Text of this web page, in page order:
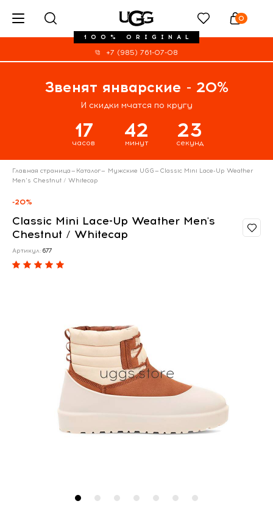
100% ORIGINAL
0
+7 (985) 761-07-08
Звенят январские - 20%
И скидки мчатся по кругу
17
часов
42
минут
22
секунд
Главная страница— Каталог— Мужские UGG— Classic Mini Lace-Up Weather
Men's Chestnut / Whitecap
-20%
Classic Mini Lace-Up Weather Men's
Chestnut / Whitecap
Артикул: 677